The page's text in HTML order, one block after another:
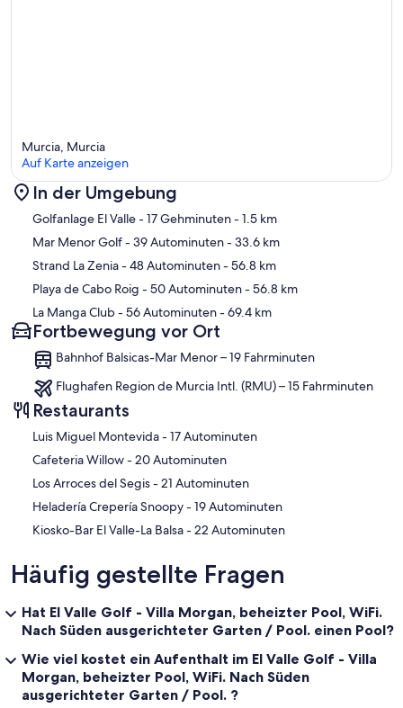
Karte
Murcia, Murcia
Auf Karte anzeigen
In der Umgebung
Golfanlage El Valle- 17 Gehminuten- 1.5 km
Mar Menor Golf- 39 Autominuten- 33.6 km
Strand La Zenia- 48 Autominuten- 56.8 km
Playa de Cabo Roig - 50 Autominuten- 56.8 km
La Manga Club- 56 Autominuten- 69.4 km
Fortbewegung vor Ort
Bahnhof Balsicas-Mar Menor – 19 Fahrminuten
Flughafen Region de Murcia Intl. (RMU) – 15 Fahrminuten
Restaurants
‪Luis Miguel Montevida - ‬17 Autominuten
‪Cafeteria Willow - ‬20 Autominuten
‪Los Arroces del Segis - ‬21 Autominuten
‪Heladería Crepería Snoopy - ‬19 Autominuten
‪Kiosko-Bar El Valle-La Balsa - ‬22 Autominuten
Häufig gestellte Fragen
Hat El Valle Golf - Villa Morgan, beheizter Pool, WiFi.
Nach Süden ausgerichteter Garten / Pool. einen Pool?
Wie viel kostet ein Aufenthalt im El Valle Golf - Villa
Morgan, beheizter Pool, WiFi. Nach Süden
ausgerichteter Garten / Pool. ?